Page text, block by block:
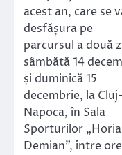
acest an, care se
desfășura pe
parcursul a două
sâmbătă 14
și duminică 15
decembrie, la Cluj-
Napoca, în Sala
Sporturilor „Horia
Demian”, între